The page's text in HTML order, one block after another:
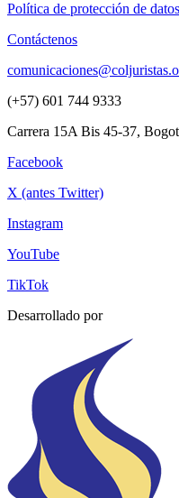
Política de protección de datos
Contáctenos
(+57) 601 744 9333
Carrera 15A Bis 45-37,
Facebook
X (antes Twitter)
Instagram
YouTube
TikTok
Desarrollado por